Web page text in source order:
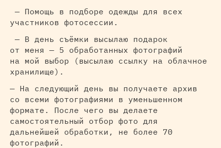
— Помощь в подборе одежды для всех
участников фотосессии.
— В день съёмки высылаю подарок
от меня — 5 обработанных фотографий
на мой выбор (высылаю ссылку на облачное
хранилище).
— На следующий день вы получаете архив
со всеми фотографиями в уменьшенном
формате. После чего вы делаете
самостоятельный отбор фото для
дальнейшей обработки, не более 70
фотографий.